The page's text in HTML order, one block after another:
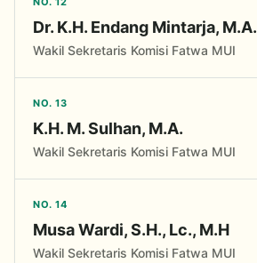
Dr. K.H. Endang Mintarja, M.A.
Wakil Sekretaris Komisi Fatwa MUI
NO. 13
K.H. M. Sulhan, M.A.
Wakil Sekretaris Komisi Fatwa MUI
NO. 14
Musa Wardi, S.H., Lc., M.H
Wakil Sekretaris Komisi Fatwa MUI